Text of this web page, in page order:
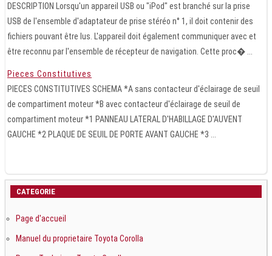
DESCRIPTION Lorsqu'un appareil USB ou "iPod" est branché sur la prise
USB de l'ensemble d'adaptateur de prise stéréo n° 1, il doit contenir des
fichiers pouvant être lus. L'appareil doit également communiquer avec et
être reconnu par l'ensemble de récepteur de navigation. Cette proc� ...
Pieces Constitutives
PIECES CONSTITUTIVES SCHEMA *A sans contacteur d'éclairage de seuil
de compartiment moteur *B avec contacteur d'éclairage de seuil de
compartiment moteur *1 PANNEAU LATERAL D'HABILLAGE D'AUVENT
GAUCHE *2 PLAQUE DE SEUIL DE PORTE AVANT GAUCHE *3 ...
CATEGORIE
Page d'accueil
Manuel du proprietaire Toyota Corolla